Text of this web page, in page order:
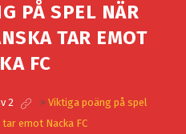
PÅ SPEL NÄR
TAR EMOT
FC
2 > Viktiga poäng på spel
emot Nacka FC